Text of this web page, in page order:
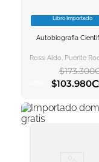
VER
Libro Importado
Autobiografia
Rossi Aldo, Puente
$173.300
$103.980
AGREGAR AL CARRITO